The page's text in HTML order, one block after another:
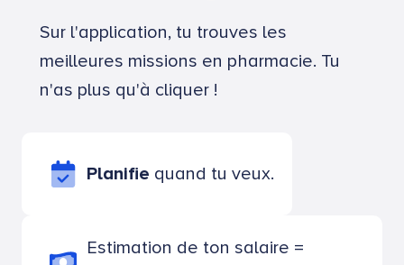
Sur l'application, tu trouves les
meilleures missions en pharmacie. Tu
n'as plus qu'à cliquer !
Planifie quand tu veux.
Estimation de ton salaire =